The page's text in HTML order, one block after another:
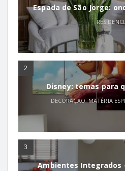
Espada de São Jorge:
2
Disney: temas para
DECORAÇÃO,MATÉRIA
3
Ambientes Integrados